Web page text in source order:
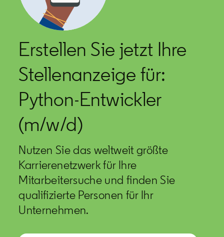
Erstellen Sie jetzt Ihre
Stellenanzeige für:
Python-Entwickler
(m/w/d)
Nutzen Sie das weltweit größte
Karrierenetzwerk für Ihre
Mitarbeitersuche und finden Sie
qualifizierte Personen für Ihr
Unternehmen.